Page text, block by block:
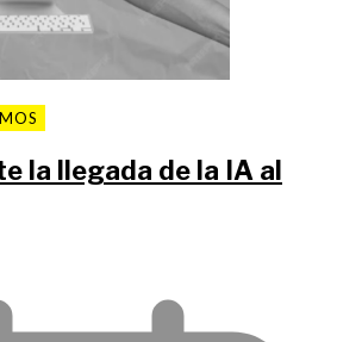
la llegada de la IA al